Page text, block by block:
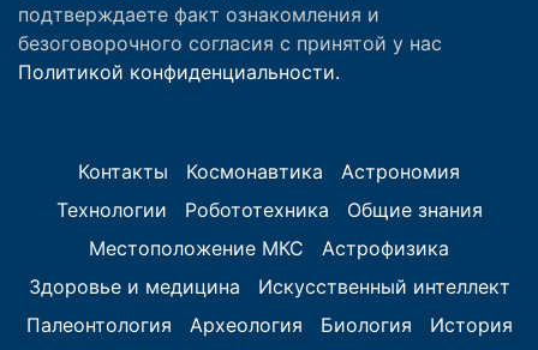
подтверждаете факт ознакомления и
безоговорочного согласия с принятой у нас
Политикой конфиденциальности.
Контакты Космонавтика
Астрономия
Технологии
Робототехника
Общие знания
Местоположение МКС
Астрофизика
Здоровье и медицина
Искусственный интеллект
Палеонтология
Археология Биология История